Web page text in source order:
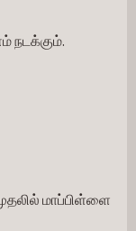
நடக்கும்.
மாப்பிள்ளை